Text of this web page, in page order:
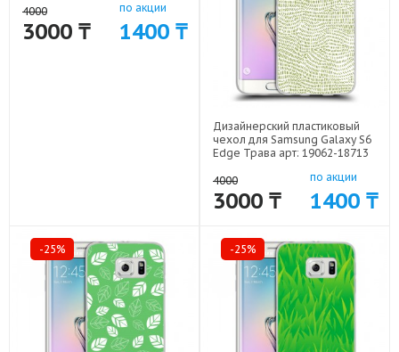
4000
3000 ₸
по акции
1400 ₸
Дизайнерский пластиковый
чехол для Samsung Galaxy S6
Edge Трава арт: 19062-18713
4000
3000 ₸
по акции
1400 ₸
-25% -25%